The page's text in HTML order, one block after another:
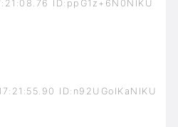
ID:ppG1z+6N0NIKU
ID:n92UGoIKaNIKU